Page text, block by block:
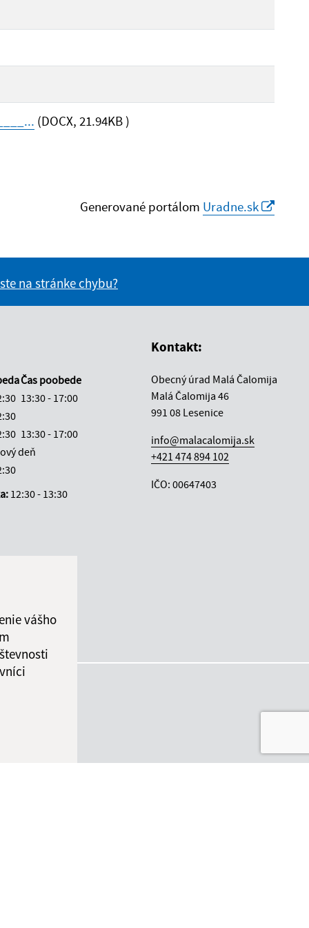
vášho
(DOCX, 21.94KB )
Generované portálom Uradne.sk
na stránke chybu?
Čas poobede
13:30 - 17:00
13:30 - 17:00
deň
12:30 - 13:30
Kontakt:
Obecný úrad Malá Čalomija
Malá Čalomija 46
991 08 Lesenice
info@malacalomija.sk
+421 474 894 102
IČO: 00647403